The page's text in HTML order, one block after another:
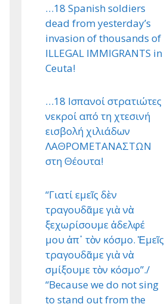
…18 Spanish soldiers
dead from yesterday’s
invasion of thousands of
ILLEGAL IMMIGRANTS in
Ceuta!
…18 Ισπανοί στρατιώτες
νεκροί από τη χτεσινή
εισβολή χιλιάδων
ΛΑΘΡΟΜΕΤΑΝΑΣΤΩΝ
στη Θέουτα!
“Γιατί εμεῖς δὲν
τραγουδᾶμε γιὰ νὰ
ξεχωρίσουμε ἀδελφέ
μου ἀπ᾿ τὸν κόσμο. Ἐμεῖς
τραγουδᾶμε γιὰ νὰ
σμίξουμε τὸν κόσμο”./
“Because we do not sing
to stand out from the